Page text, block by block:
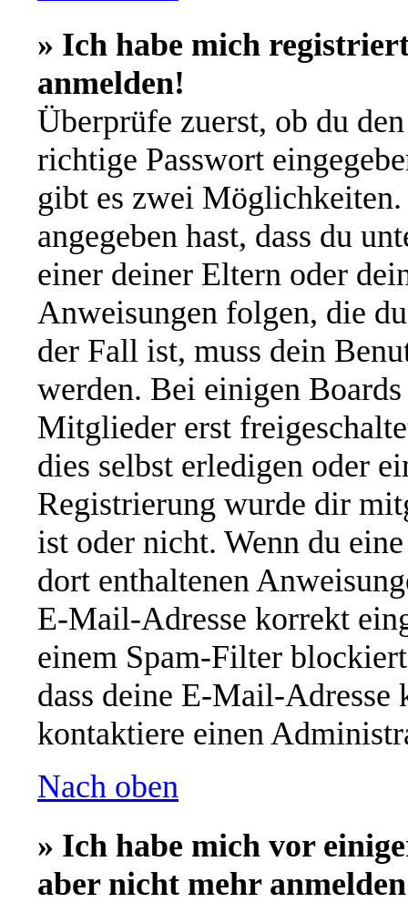
» Ich habe mich
anmelden!
Überprüfe zuerst, ob du
richtige Passwort
gibt es zwei
angegeben hast, dass du
einer deiner Eltern oder
Anweisungen folgen, die
der Fall ist, muss dein
werden. Bei einigen
Mitglieder erst
dies selbst erledigen oder
Registrierung wurde dir
ist oder nicht. Wenn du
dort enthaltenen
E-Mail-Adresse korrekt
einem Spam-Filter
dass deine E-Mail-Adresse
kontaktiere einen
Nach oben
» Ich habe mich vor
aber nicht mehr